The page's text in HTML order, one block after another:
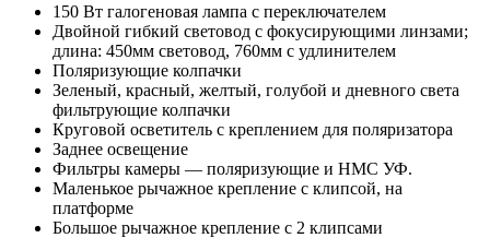
150 Вт галогеновая лампа с переключателем
Двойной гибкий световод с фокусирующими линзами;
длина: 450мм световод, 760мм с удлинителем
Поляризующие колпачки
Зеленый, красный, желтый, голубой и дневного света
фильтрующие колпачки
Круговой осветитель с креплением для поляризатора
Заднее освещение
Фильтры камеры — поляризующие и HMC УФ.
Маленькое рычажное крепление с клипсой, на
платформе
Большое рычажное крепление с 2 клипсами